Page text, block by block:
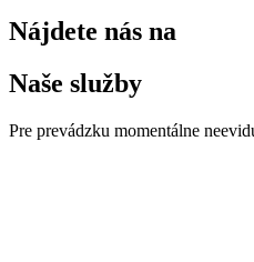
Nájdete nás na
Naše služby
Pre prevádzku momentálne